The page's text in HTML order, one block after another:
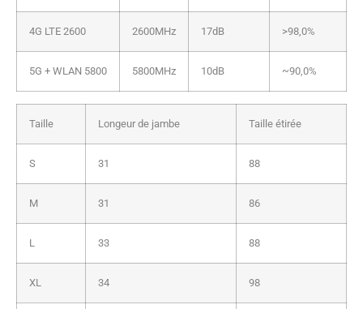
4G LTE 2600 2600MHz 17dB >98,0%
5G + WLAN 5800 5800MHz 10dB ~90,0%
Taille Longeur de jambe Taille étirée
S 31 88
M 31 86
L 33 88
XL 34 98